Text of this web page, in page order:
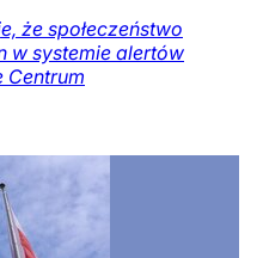
że społeczeństwo
w systemie alertów
Centrum